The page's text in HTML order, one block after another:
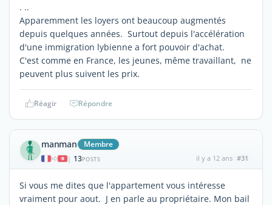
. ..
Apparemment les loyers ont beaucoup augmentés
depuis quelques années. Surtout depuis l'accélération
d'une immigration lybienne a fort pouvoir d'achat.
C'est comme en France, les jeunes, même travaillant, ne
peuvent plus suivent les prix.
Réagir Répondre
manman Membre
| 13POSTS il y a 12 ans #31
Si vous me dites que l'appartement vous intéresse
vraiment pour aout. J en parle au propriétaire. Mon bail